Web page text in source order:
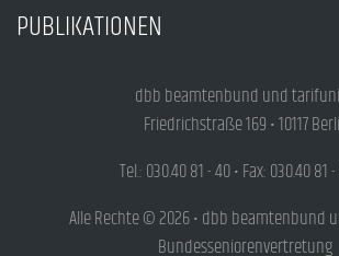
PUBLIKATIONEN
dbb beamtenbund und
Friedrichstraße 169 • 10117
Tel.: 030.40 81 - 40 • Fax: 030.40 81
Alle Rechte © 2026 • dbb beamtenbund
Bundesseniorenvertretung